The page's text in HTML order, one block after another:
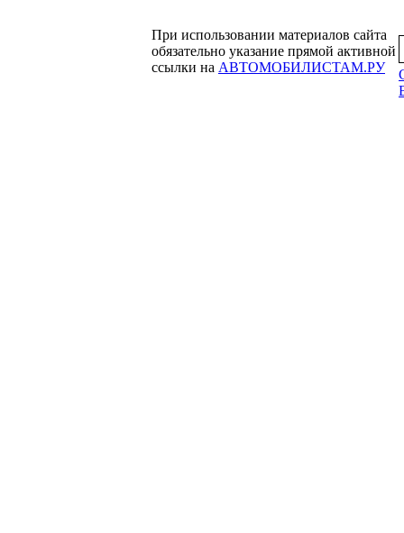
При использовании материалов сайта
обязательно указание прямой активной
ссылки на АВТОМОБИЛИСТАМ.РУ